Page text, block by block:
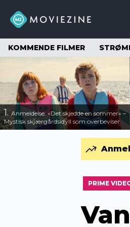
KOMMENDE FILMER
1.Anmeldelse: «Det skjedde en sommer» –
Mystisk skjærgårdsidyll som overbeviser
PRIME